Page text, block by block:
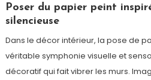
Poser du papier peint
silencieuse
Dans le décor intérieur, la pose de
véritable symphonie visuelle et
décoratif qui fait vibrer les murs.